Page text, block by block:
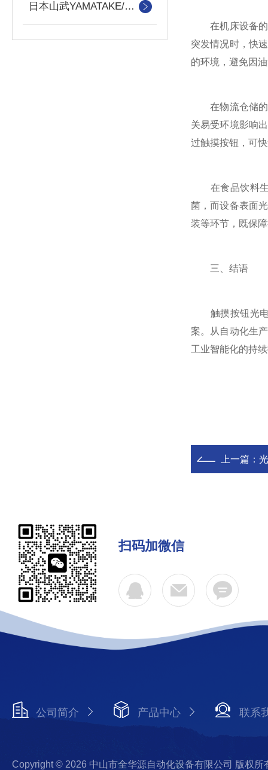
日本山武YAMATAKE/azbiL
在机床设备的
突发情况时，快
的环境，避免因
在物流仓储的
关易受环境影响
过触摸按钮，可
在食品饮料生
菌，而设备表面
装等环节，既保
三、结语
触摸按钮光电
案。从自动化生
工业智能化的持
上一篇：
扫码加微信
公司简介 产品中心 联系
Copyright © 2026 中山市全华源自动化设备有限公司 版权所